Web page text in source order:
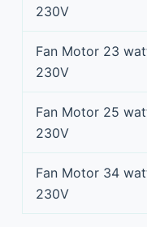
230V
Fan Motor 23
230V
Fan Motor 25
230V
Fan Motor 34
230V